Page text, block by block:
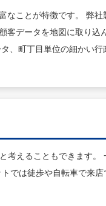
ことが特徴です。 弊社
客データを地図に取り込
、町丁目単位の細かい
考えることもできます。
では徒歩や自転車で来